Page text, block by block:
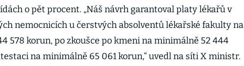
o pět procent. „Náš návrh garantoval platy lékařů v
nemocnicích u čerstvých absolventů lékařské fakulty na
578 korun, po zkoušce po kmeni na minimálně 52 444
na minimálně 65 061 korun,“ uvedl na síti X ministr.